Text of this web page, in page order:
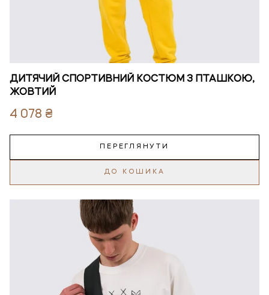
ДИТЯЧИЙ СПОРТИВНИЙ КОСТЮМ З ПТАШКОЮ,
ЖОВТИЙ
4 078 ₴
ПЕРЕГЛЯНУТИ
ДО КОШИКА